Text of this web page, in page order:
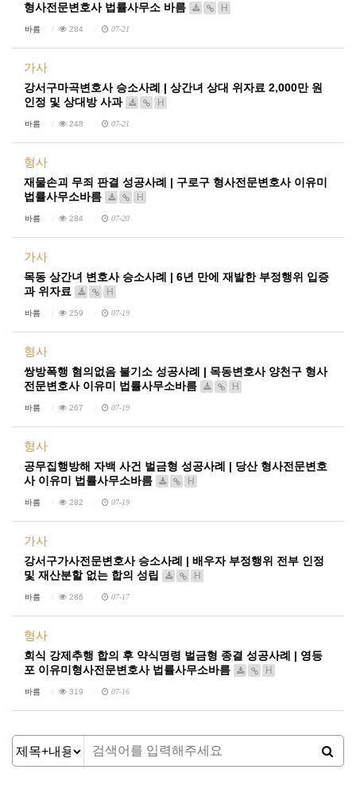
형사전문변호사 법률사무소 바름
H
바름 284 07-21
가사
강서구마곡변호사 승소사례 | 상간녀 상대 위자료 2,000만 원
인정 및 상대방 사과
H
바름 248 07-21
형사
재물손괴 무죄 판결 성공사례 | 구로구 형사전문변호사 이유미
법률사무소바름
H
바름 284 07-20
가사
목동 상간녀 변호사 승소사례 | 6년 만에 재발한 부정행위 입증
과 위자료
H
바름 259 07-19
형사
쌍방폭행 혐의없음 불기소 성공사례 | 목동변호사 양천구 형사
전문변호사 이유미 법률사무소바름
H
바름 267 07-19
형사
공무집행방해 자백 사건 벌금형 성공사례 | 당산 형사전문변호
사 이유미 법률사무소바름
H
바름 282 07-19
가사
강서구가사전문변호사 승소사례 | 배우자 부정행위 전부 인정
및 재산분할 없는 합의 성립
H
바름 286 07-17
형사
회식 강제추행 합의 후 약식명령 벌금형 종결 성공사례 | 영등
포 이유미형사전문변호사 법률사무소바름
H
바름 319 07-16